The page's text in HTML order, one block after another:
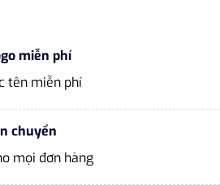
miễn phí
tên miễn phí
chuyển
mọi đơn hàng